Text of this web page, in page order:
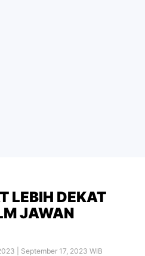
LEBIH DEKAT
JAWAN
| September 17, 2023 WIB